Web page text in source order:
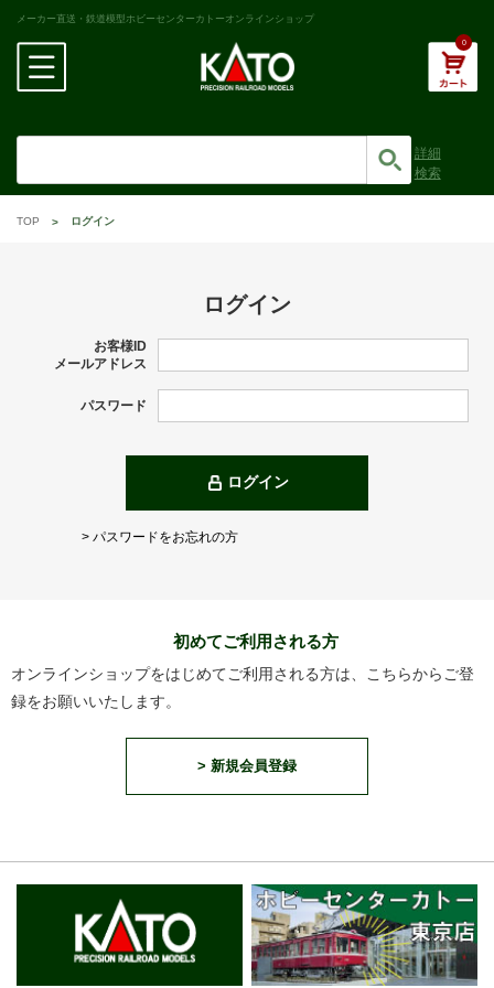
メーカー直送・鉄道模型ホビーセンターカトーオンラインショップ
0
詳細
検索
TOP ログイン
ログイン
お客様ID
メールアドレス
パスワード
ログイン
> パスワードをお忘れの方
初めてご利用される方
オンラインショップをはじめてご利用される方は、こちらからご登
録をお願いいたします。
> 新規会員登録